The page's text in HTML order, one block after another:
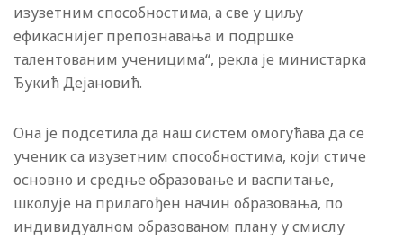
изузетним способностима, а све у циљу
ефикаснијег препознавања и подршке
талентованим ученицима“, рекла је министарка
Ђукић Дејановић.
Она је подсетила да наш систем омогућава да се
ученик са изузетним способностима, који стиче
основно и средње образовање и васпитање,
школује на прилагођен начин образовања, по
индивидуалном образованом плану у смислу